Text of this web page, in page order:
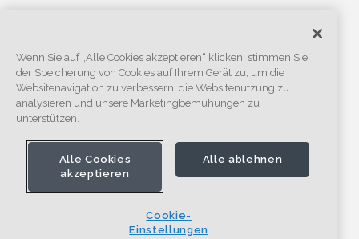
Wenn Sie auf „Alle Cookies akzeptieren“ klicken, stimmen Sie
der Speicherung von Cookies auf Ihrem Gerät zu, um die
Websitenavigation zu verbessern, die Websitenutzung zu
analysieren und unsere Marketingbemühungen zu
unterstützen.
Alle Cookies
akzeptieren
Alle ablehnen
Cookie-
Einstellungen